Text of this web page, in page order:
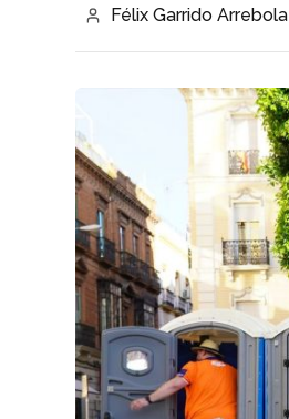
Félix Garrido Arrebola